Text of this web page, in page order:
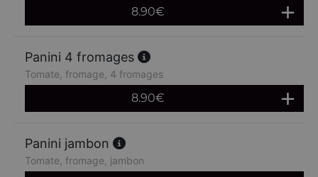
8.90€
Panini 4 fromages
Tomate, fromage, 4 fromages
8.90€
Panini jambon
Tomate, fromage, jambon